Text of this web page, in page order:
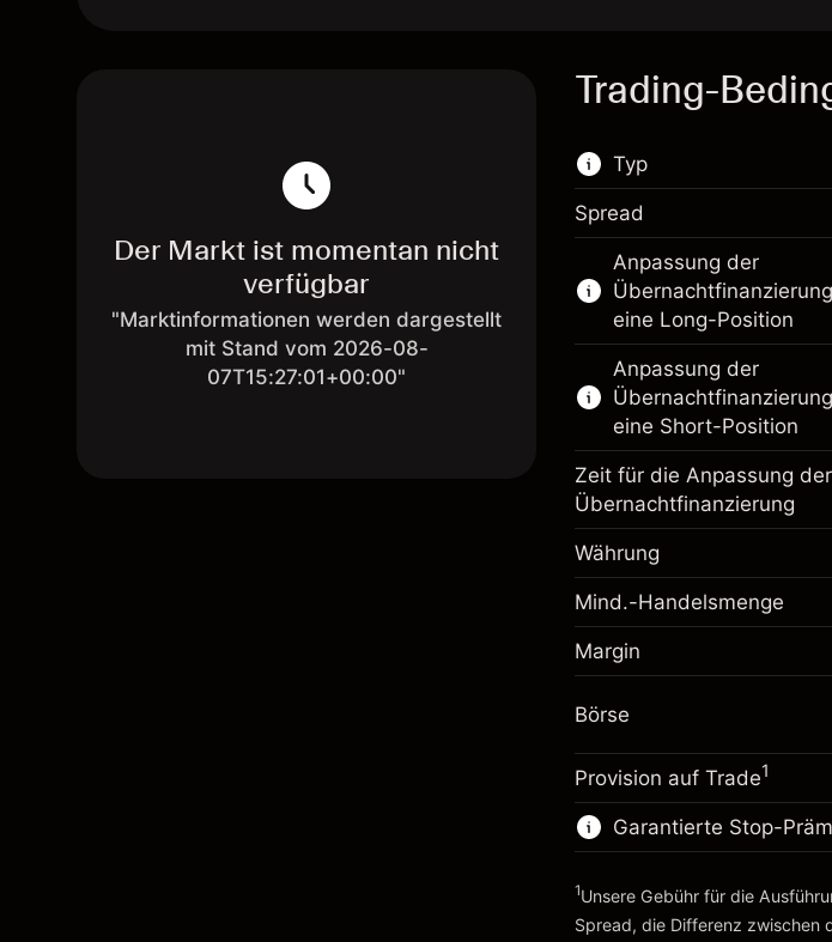
Der Markt ist momentan nicht
verfügbar
"Marktinformationen werden dargestellt
mit Stand vom 2026-08-
07T15:27:01+00:00"
Trading-
Typ
Dieser Finanzmarkt
zur Verfügung.
Erfahren Sie mehr über:
CFDs
Spread
Anpassung der
eine Long-Position
Margin. Ihre
Anpassung der
Gebühren aus
Positionswert
Positionsgröße mit
Geld aus
Zur Plattform
Anpassung der
eine Short-Position
Margin. Ihre
Gebühren aus
Positionswert
Positionsgröße mit
Geld aus
Zur Plattform
Zeit für die Anpassung der
Übernachtfinanzierung
Währung
Mind.-Handelsmenge
Margin
Börse
Provision auf Trade1
Garantierte Stop-
1Unsere Gebühr für die
Spread, die Differenz zwischen